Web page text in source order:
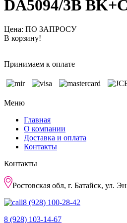
DA5094/3B
Цена: ПО ЗАПРОСУ
В корзину!
Принимаем к оплате
Меню
Главная
О компании
Доставка и оплата
Контакты
Контакты
Ростовская обл, г. Батайск, ул.
8 (928) 100-28-42
8 (928) 103-14-67